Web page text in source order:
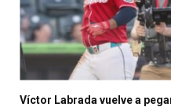
Víctor Labrada vuelve a